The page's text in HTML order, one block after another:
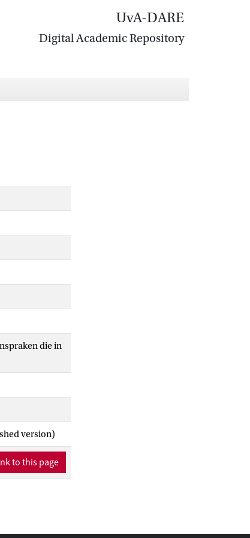
UvA-DARE
Digital Academic Repository
die in
version)
to this page